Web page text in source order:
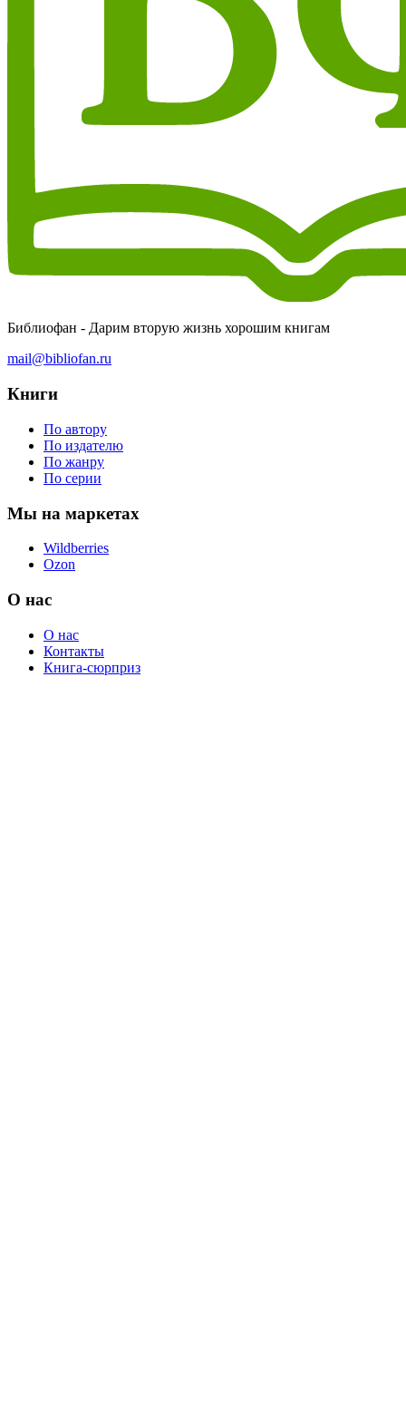
Библиофан - Дарим вторую жизнь хорошим книгам
mail@bibliofan.ru
Книги
По автору
По издателю
По жанру
По серии
Мы на маркетах
Wildberries
Ozon
О нас
О нас
Контакты
Книга-сюрприз